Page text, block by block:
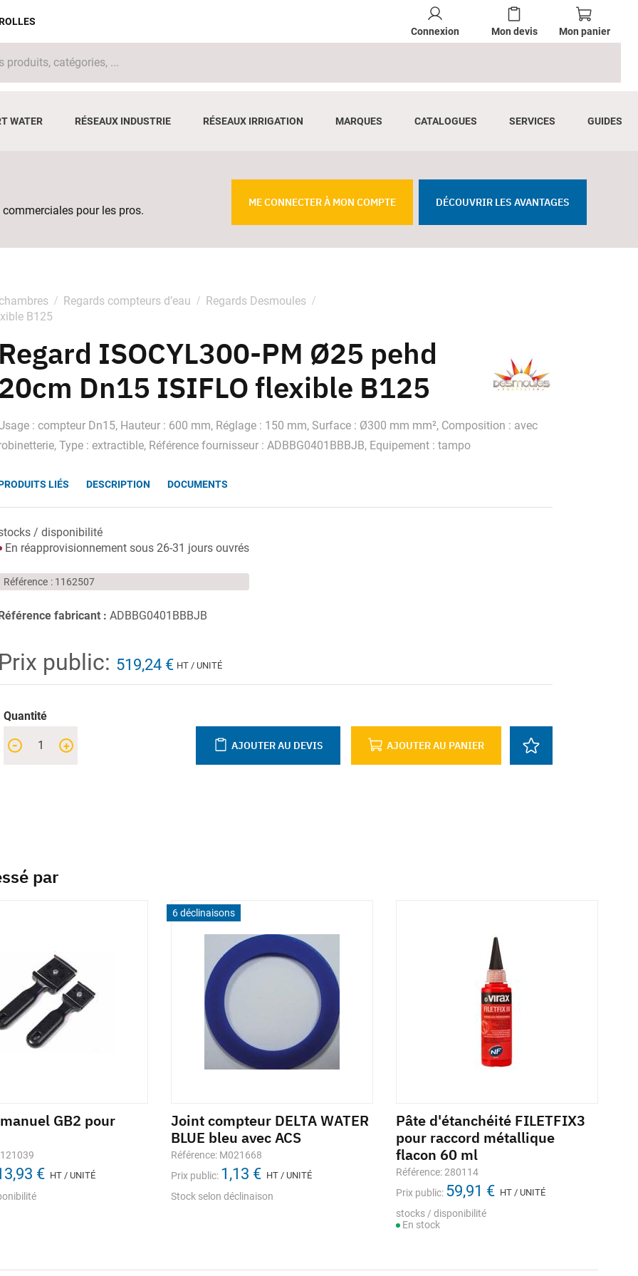
Connexion Mon devis Mon panier
WATER RÉSEAUX INDUSTRIE RÉSEAUX IRRIGATION MARQUES CATALOGUES SERVICES GUIDES
pour les pros.
ME CONNECTER À MON COMPTE DÉCOUVRIR LES AVANTAGES
Regards compteurs d’eau
Regards Desmoules
B125
Regard ISOCYL300-PM Ø25 pehd
20cm Dn15 ISIFLO flexible B125
: compteur Dn15, Hauteur : 600 mm, Réglage : 150 mm, Surface : Ø300 mm mm², Composition : avec
Type : extractible, Référence fournisseur : ADBBG0401BBBJB, Equipement : tampo
LIÉS DESCRIPTION DOCUMENTS
/ disponibilité
En réapprovisionnement sous 26-31 jours ouvrés
Référence 1162507
fabricant : ADBBG0401BBBJB
Prix public: 519,24 € HT / UNITÉ
Quantité
+
- AJOUTER AU PANIER
AJOUTER AU DEVIS
par
GB2 pour
€ HT / UNITÉ
6 déclinaisons
Joint compteur DELTA WATER
BLUE bleu avec ACS
Référence: M021668
Prix public: 1,13 € HT / UNITÉ
Stock selon déclinaison
Pâte d'étanchéité FILETFIX3
pour raccord métallique
flacon 60 ml
Référence: 280114
Prix public: 59,91 € HT / UNITÉ
stocks / disponibilité
En stock